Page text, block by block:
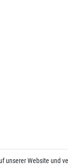
unserer Website und